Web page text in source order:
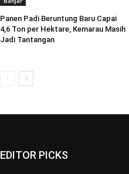
Panen Padi Beruntung Baru Capai
4,6 Ton per Hektare, Kemarau Masih
Jadi Tantangan
EDITOR PICKS